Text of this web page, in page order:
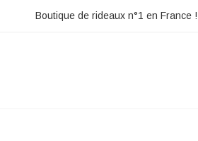
Boutique de rideaux n°1 en France !